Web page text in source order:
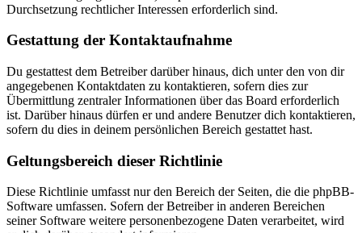
Durchsetzung rechtlicher Interessen erforderlich sind.
Gestattung der Kontaktaufnahme
Du gestattest dem Betreiber darüber hinaus, dich unter den von dir
angegebenen Kontaktdaten zu kontaktieren, sofern dies zur
Übermittlung zentraler Informationen über das Board erforderlich
ist. Darüber hinaus dürfen er und andere Benutzer dich kontaktieren,
sofern du dies in deinem persönlichen Bereich gestattet hast.
Geltungsbereich dieser Richtlinie
Diese Richtlinie umfasst nur den Bereich der Seiten, die die phpBB-
Software umfassen. Sofern der Betreiber in anderen Bereichen
seiner Software weitere personenbezogene Daten verarbeitet, wird